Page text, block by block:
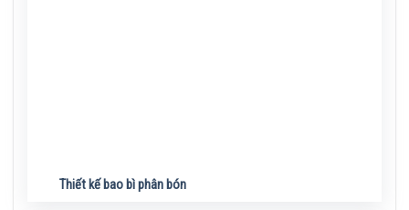
Thiết kế bao bì phân bón